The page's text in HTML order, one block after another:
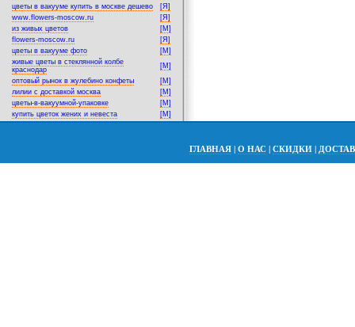
цветы в вакууме купить в москве дешево
[Я]
www.flowers-moscow.ru
[Я]
из живых цветов
[M]
flowers-moscow.ru
[Я]
цветы в вакууме фото
[M]
живые цветы в стеклянной колбе
краснодар
[M]
оптовый рынок в жулебино конфеты
[M]
лилии с доставкой москва
[M]
цветы-в-вакуумной-упаковке
[M]
купить цветок жених и невеста
[M]
ГЛАВНАЯ | О НАС | СКИДКИ |